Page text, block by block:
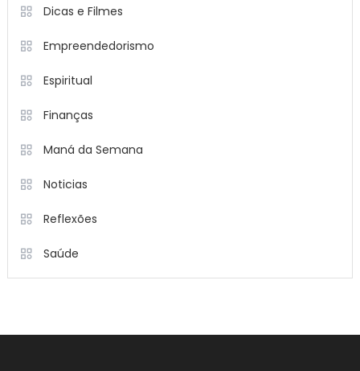
Dicas e Filmes
Empreendedorismo
Espiritual
Finanças
Maná da Semana
Noticias
Reflexões
Saúde